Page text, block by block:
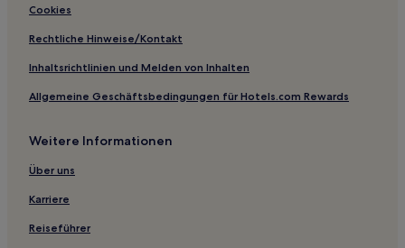
3-Sterne-Hotels in Arnstadt
3-Sterne-Hotels in Frauenwald
Business in Ilmenau
Business in Arnstadt
Familien in Oberes Geratal
Familien in Arnstadt
Hotels mit Küchenzeile in Altenfeld
Hotels mit Küchenzeile in Geratal
Cookies
Rechtliche Hinweise/Kontakt
Inhaltsrichtlinien und Melden von Inhalten
Allgemeine Geschäftsbedingungen für Hotels.com Rewards
Weitere Informationen
Über uns
Karriere
Reiseführer